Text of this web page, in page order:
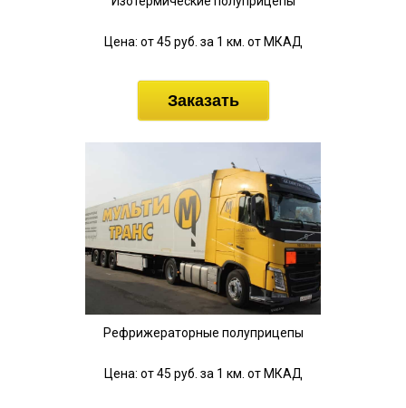
Цена: от 45 руб. за 1 км. от МКАД
Заказать
Рефрижераторные полуприцепы
Цена: от 45 руб. за 1 км. от МКАД